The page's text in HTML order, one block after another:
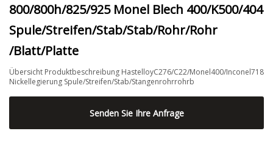
800/800h/825/925 Monel Blech 400/K500/404
Spule/Streifen/Stab/Stab/Rohr/Rohr
/Blatt/Platte
Übersicht Produktbeschreibung HastelloyC276/C22/Monel400/Inconel718
Nickellegierung Spule/Streifen/Stab/Stangenrohrrohrb
Senden Sie Ihre Anfrage